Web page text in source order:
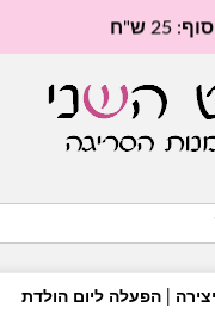
ש"ח
| הפעלה ליום הולדת